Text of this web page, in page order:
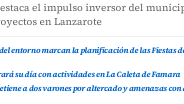
el impulso inversor del
en Lanzarote
entorno marcan la planificación de las Fiestas
su día con actividades en La Caleta de Famara
a dos varones por altercado y amenazas